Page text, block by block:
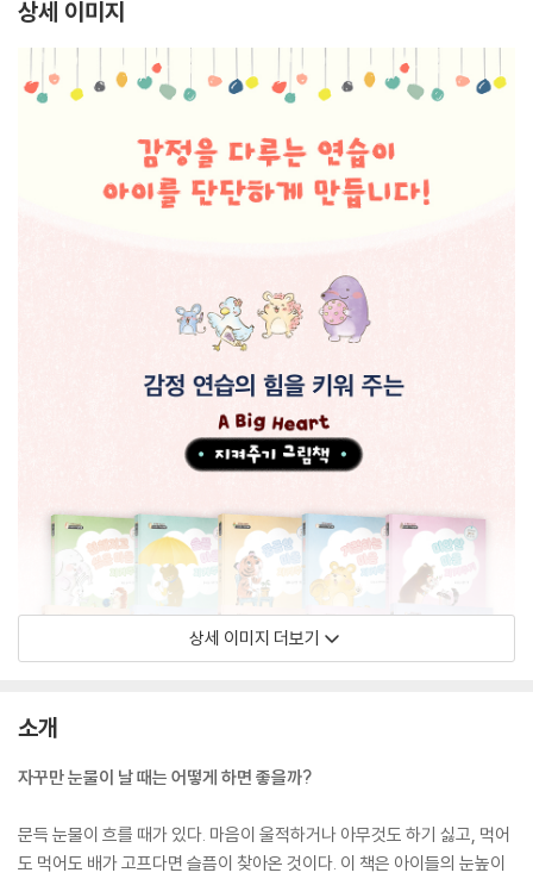
상세 이미지
상세 이미지 더보기
소개
자꾸만 눈물이 날 때는 어떻게 하면 좋을까?
문득 눈물이 흐를 때가 있다. 마음이 울적하거나 아무것도 하기 싫고, 먹어
도 먹어도 배가 고프다면 슬픔이 찾아온 것이다. 이 책은 아이들의 눈높이